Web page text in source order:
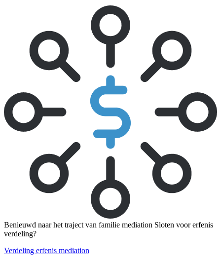
Benieuwd naar het traject van familie mediation Sloten voor erfenis
verdeling?
Verdeling erfenis mediation